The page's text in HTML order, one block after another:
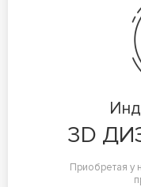
3D
Приобретая у